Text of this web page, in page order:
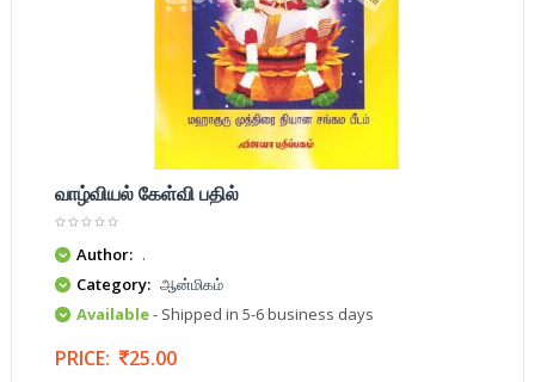
வாழ்வியல் கேள்வி பதில்
Author: .
Category: ஆன்மிகம்
Available- Shipped in 5-6 business days
PRICE: 25.00